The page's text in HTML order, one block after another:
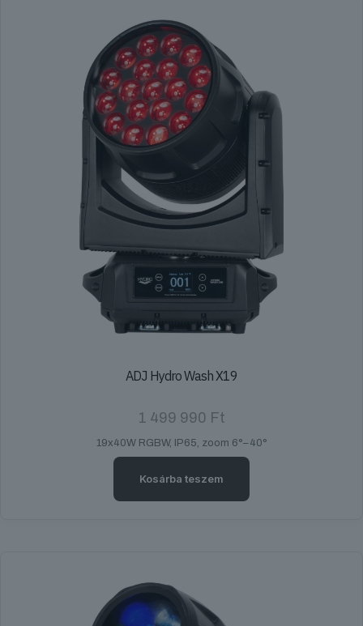
ADJ Hydro Wash X19
1 499 990 Ft
19x40W RGBW, IP65, zoom 6°–40°
Kosárba teszem